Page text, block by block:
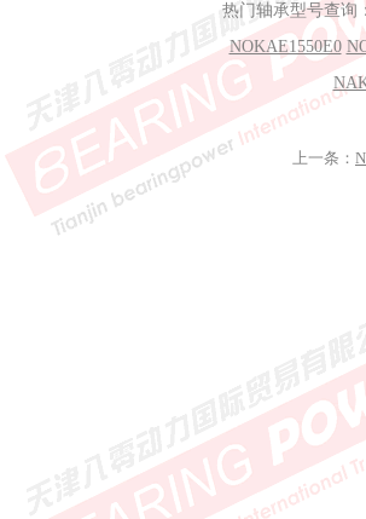
热门轴承型号查询
NOKAE1550E0
上一条：